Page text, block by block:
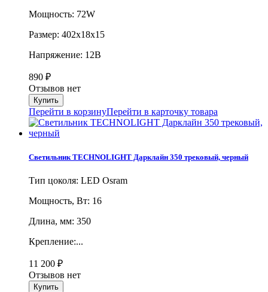
Мощность: 72W
Размер: 402х18х15
Напряжение: 12В
890 ₽
Отзывов нет
Перейти в корзинуПерейти в карточку товара
Светильник TECHNOLIGHT Дарклайн 350 трековый, черный
Тип цоколя: LED Osram
Мощность, Вт: 16
Длина, мм: 350
Крепление:...
11 200 ₽
Отзывов нет